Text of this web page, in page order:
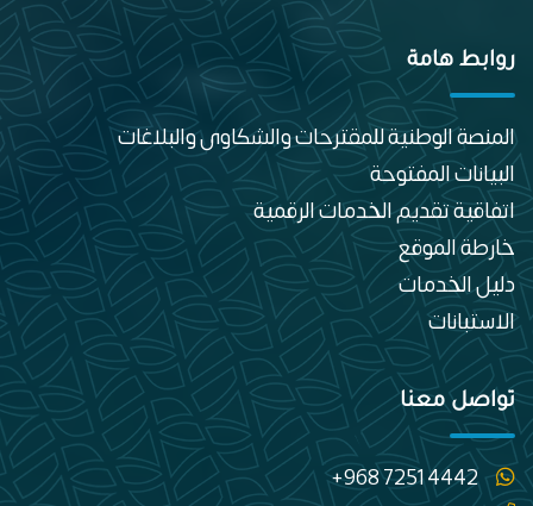
روابط هامة
المنصة الوطنية للمقترحات والشكاوى والبلاغات
البيانات المفتوحة
اتفاقية تقديم الخدمات الرقمية
خارطة الموقع
دليل الخدمات
الاستبانات
تواصل معنا
+968 7251 4442